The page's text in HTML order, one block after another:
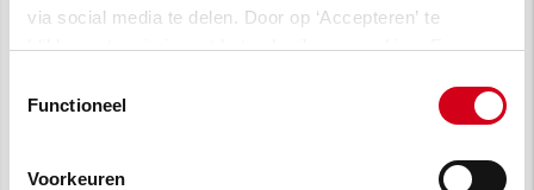
via social media te delen. Door op ‘Accepteren’ te
klikken, stem je in met het gebruik van cookies. Een
vragen lees je in
Functioneel
Voorkeuren
(Stadium Capital Partners), Willem Haaisma